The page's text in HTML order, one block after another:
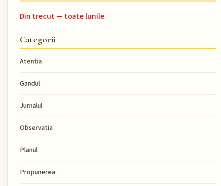
Din trecut — toate lunile
Categorii
Atentia
Gandul
Jurnalul
Observatia
Planul
Propunerea